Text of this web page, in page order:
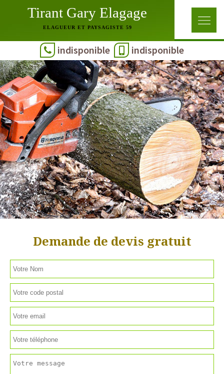
Tirant Gary Elagage
ELAGUEUR ET PAYSAGISTE 59
indisponible indisponible
Demande de devis gratuit